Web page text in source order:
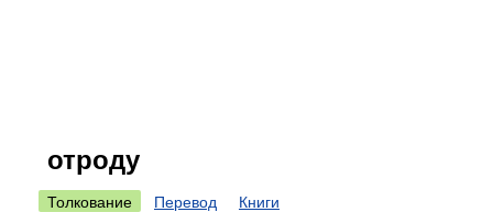
отроду
Толкование Перевод Книги